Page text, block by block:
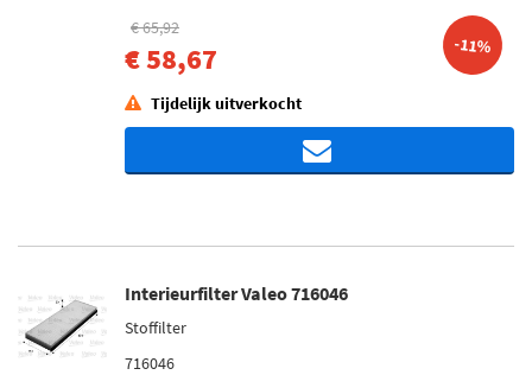
€ 65,92
€ 58,67 -11%
Tijdelijk uitverkocht
Interieurfilter Valeo 716046
Stoffilter
716046